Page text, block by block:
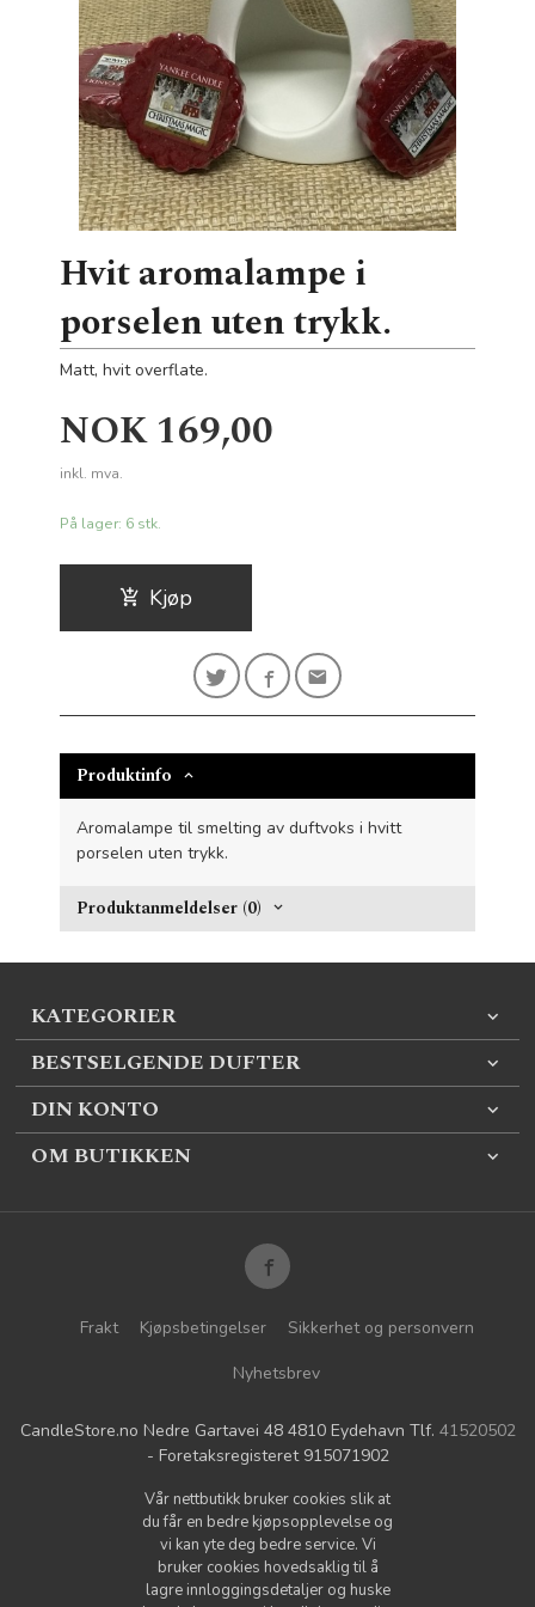
Hvit aromalampe i
porselen uten trykk.
Matt, hvit overflate.
Pris
NOK169,00
inkl. mva.
På lager: 6 stk.
Kjøp
Produktinfo
Aromalampe til smelting av duftvoks i hvitt
porselen uten trykk.
Produktanmeldelser (0)
KATEGORIER
BESTSELGENDE DUFTER
DIN KONTO
OM BUTIKKEN
Frakt Kjøpsbetingelser
Sikkerhet og personvern
Nyhetsbrev
CandleStore.no Nedre Gartavei 48 4810 Eydehavn Tlf. 41520502
- Foretaksregisteret 915071902
Vår nettbutikk bruker cookies slik at
du får en bedre kjøpsopplevelse og
vi kan yte deg bedre service. Vi
bruker cookies hovedsaklig til å
lagre innloggingsdetaljer og huske